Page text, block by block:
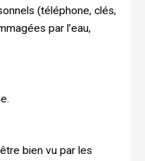
(téléphone, clés,
par l’eau,
bien vu par les